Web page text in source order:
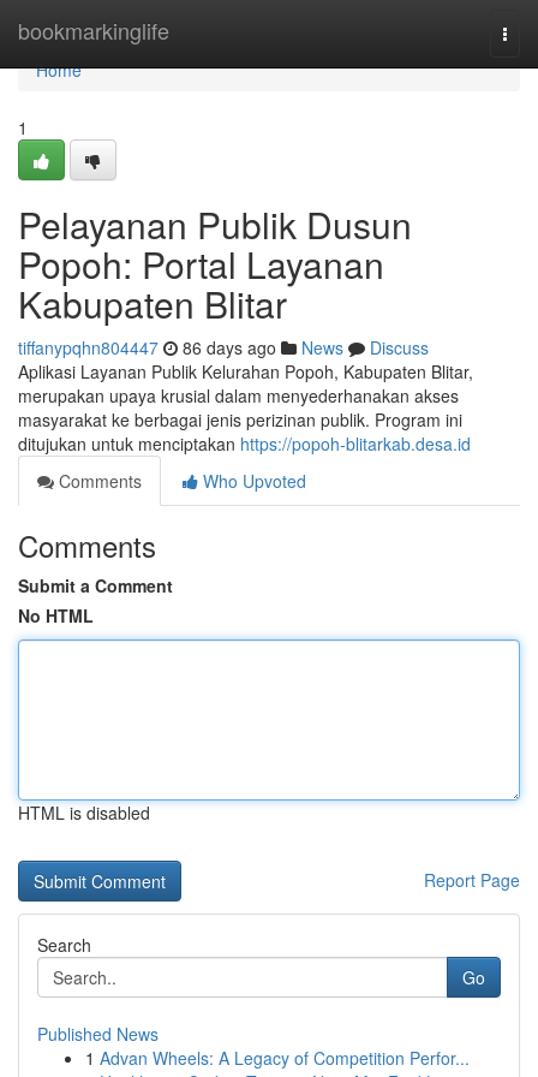
bookmarkinglife
Home
Home
1
Pelayanan Publik Dusun
Popoh: Portal Layanan
Kabupaten Blitar
tiffanypqhn804447 86 days ago News
Discuss
Aplikasi Layanan Publik Kelurahan Popoh, Kabupaten Blitar,
merupakan upaya krusial dalam menyederhanakan akses
masyarakat ke berbagai jenis perizinan publik. Program ini
ditujukan untuk menciptakan https://popoh-blitarkab.desa.id
Comments
Who Upvoted
Comments
Submit a Comment
No HTML
HTML is disabled
Report Page
Search
Go
Published News
1 Advan Wheels: A Legacy of Competition Perfor...